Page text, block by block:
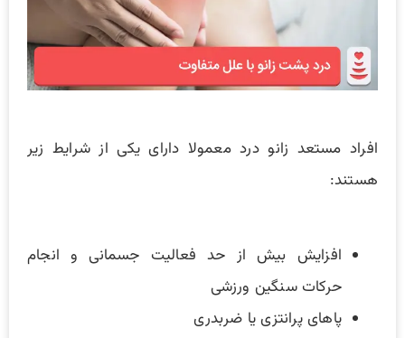
افراد مستعد زانو درد معمولا دارای یکی از شرایط زیر
هستند:
افزایش بیش از حد فعالیت جسمانی و انجام
حرکات سنگین ورزشی
پاهای پرانتزی یا ضربدری